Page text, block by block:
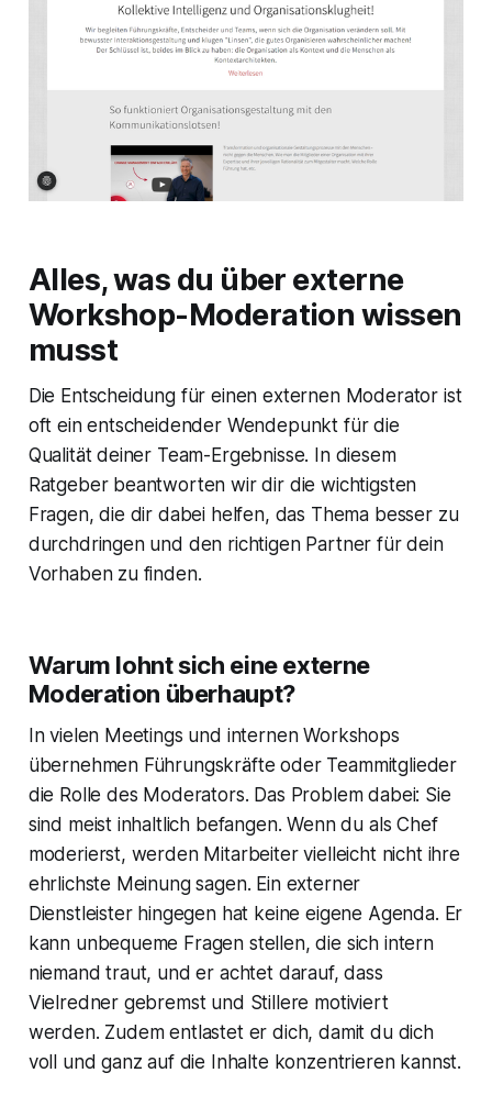
Alles, was du über externe
Workshop-Moderation wissen
musst
Die Entscheidung für einen externen Moderator ist
oft ein entscheidender Wendepunkt für die
Qualität deiner Team-Ergebnisse. In diesem
Ratgeber beantworten wir dir die wichtigsten
Fragen, die dir dabei helfen, das Thema besser zu
durchdringen und den richtigen Partner für dein
Vorhaben zu finden.
Warum lohnt sich eine externe
Moderation überhaupt?
In vielen Meetings und internen Workshops
übernehmen Führungskräfte oder Teammitglieder
die Rolle des Moderators. Das Problem dabei: Sie
sind meist inhaltlich befangen. Wenn du als Chef
moderierst, werden Mitarbeiter vielleicht nicht ihre
ehrlichste Meinung sagen. Ein externer
Dienstleister hingegen hat keine eigene Agenda. Er
kann unbequeme Fragen stellen, die sich intern
niemand traut, und er achtet darauf, dass
Vielredner gebremst und Stillere motiviert
werden. Zudem entlastet er dich, damit du dich
voll und ganz auf die Inhalte konzentrieren kannst.